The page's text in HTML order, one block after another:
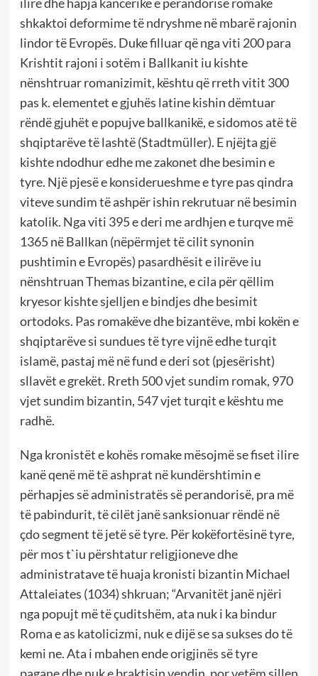
shkaktoi deformime të ndryshme në mbarë rajonin
lindor të Evropës. Duke filluar që nga viti 200 para
Krishtit rajoni i sotëm i Ballkanit iu kishte
nënshtruar romanizimit, kështu që rreth vitit 300
pas k. elementet e gjuhës latine kishin dëmtuar
rëndë gjuhët e popujve ballkanikë, e sidomos atë të
shqiptarëve të lashtë (Stadtmüller). E njëjta gjë
kishte ndodhur edhe me zakonet dhe besimin e
tyre. Një pjesë e konsiderueshme e tyre pas qindra
viteve sundim të ashpër ishin rekrutuar në besimin
katolik. Nga viti 395 e deri me ardhjen e turqve më
1365 në Ballkan (nëpërmjet të cilit synonin
pushtimin e Evropës) pasardhësit e ilirëve iu
nënshtruan Themas bizantine, e cila për qëllim
kryesor kishte sjelljen e bindjes dhe besimit
ortodoks. Pas romakëve dhe bizantëve, mbi kokën e
shqiptarëve si sundues të tyre vijnë edhe turqit
islamë, pastaj më në fund e deri sot (pjesërisht)
sllavët e grekët. Rreth 500 vjet sundim romak, 970
vjet sundim bizantin, 547 vjet turqit e kështu me
radhë.
Nga kronistët e kohës romake mësojmë se fiset ilire
kanë qenë më të ashprat në kundërshtimin e
përhapjes së administratës së perandorisë, pra më
të pabindurit, të cilët janë sanksionuar rëndë në
çdo segment të jetë së tyre. Për kokëfortësinë tyre,
për mos t`iu përshtatur religjioneve dhe
administratave të huaja kronisti bizantin Michael
Attaleiates (1034) shkruan; “Arvanitët janë njëri
nga popujt më të çuditshëm, ata nuk i ka bindur
Roma e as katolicizmi, nuk e dijë se sa sukses do të
kemi ne. Ata i mbahen ende origjinës së tyre
pagane dhe nuk e braktisin vendin, por vetëm sillen